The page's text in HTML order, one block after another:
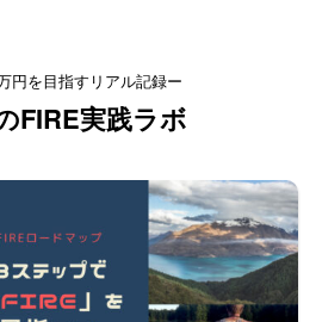
円を目指すリアル記録ー
FIRE実践ラボ